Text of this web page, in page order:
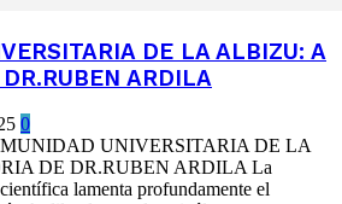
DE LA ALBIZU: A
ARDILA
0
UNIVERSITARIA DE LA
DE DR.RUBEN ARDILA La
lamenta profundamente el